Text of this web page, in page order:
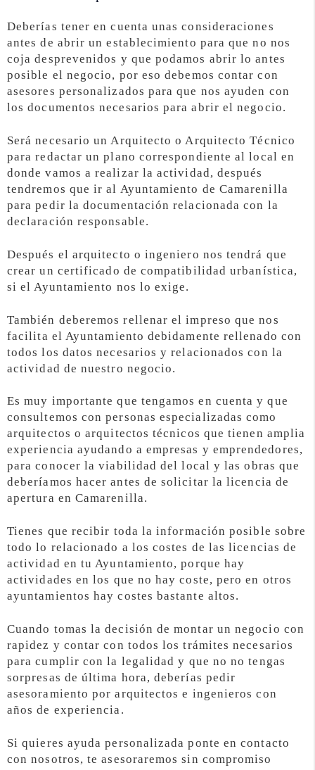
Deberías tener en cuenta unas consideraciones
antes de abrir un establecimiento para que no nos
coja desprevenidos y que podamos abrir lo antes
posible el negocio, por eso debemos contar con
asesores personalizados para que nos ayuden con
los documentos necesarios para abrir el negocio.
Será necesario un Arquitecto o Arquitecto Técnico
para redactar un plano correspondiente al local en
donde vamos a realizar la actividad, después
tendremos que ir al Ayuntamiento de Camarenilla
para pedir la documentación relacionada con la
declaración responsable.
Después el arquitecto o ingeniero nos tendrá que
crear un certificado de compatibilidad urbanística,
si el Ayuntamiento nos lo exige.
También deberemos rellenar el impreso que nos
facilita el Ayuntamiento debidamente rellenado con
todos los datos necesarios y relacionados con la
actividad de nuestro negocio.
Es muy importante que tengamos en cuenta y que
consultemos con personas especializadas como
arquitectos o arquitectos técnicos que tienen amplia
experiencia ayudando a empresas y emprendedores,
para conocer la viabilidad del local y las obras que
deberíamos hacer antes de solicitar la licencia de
apertura en Camarenilla.
Tienes que recibir toda la información posible sobre
todo lo relacionado a los costes de las licencias de
actividad en tu Ayuntamiento, porque hay
actividades en los que no hay coste, pero en otros
ayuntamientos hay costes bastante altos.
Cuando tomas la decisión de montar un negocio con
rapidez y contar con todos los trámites necesarios
para cumplir con la legalidad y que no no tengas
sorpresas de última hora, deberías pedir
asesoramiento por arquitectos e ingenieros con
años de experiencia.
Si quieres ayuda personalizada ponte en contacto
con nosotros, te asesoraremos sin compromiso